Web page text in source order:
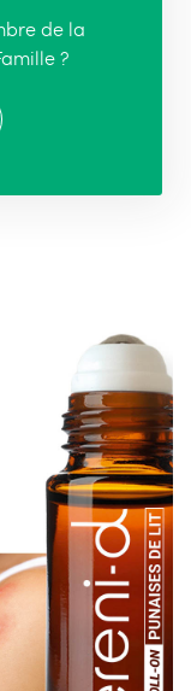
de la
?